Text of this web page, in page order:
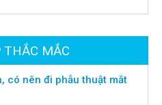
THẮC MẮC
có nên đi phẫu thuật mắt